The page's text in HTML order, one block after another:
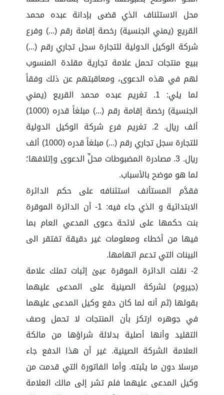
محل الاستئناف الذي قضى بإدانة عبده محمد
القريع (يمني الجنسية) رخصة إقامة رقم (...) وفرع
شركة الوكيل الدولية للتجارة سجل تجاري رقم (...)
ببيع منتجات تحمل علامة تجارية مقلدة المنسوب
لهم في هذه الدعوى، ومعاقبتهم عن ذلك وفقاً
لما يلي: 1. تغريم عبده محمد القريع (يمني
الجنسية) رخصة إقامة رقم (...) مبلغاً قدره (1000)
ألف ريال. 2. تغريم فرع شركة الوكيل الدولية
للتجارة سجل تجاري رقم (...) مبلغاً قدره (1000) ألف
ريال. 3. مصادرة المضبوطات محلِّ الدعوى وإتلافها؛
لما هو موضح بالأسباب.
فقدَّم المستأنف استئنافه على حكم الدائرة
الابتدائية و الذي جاء فيه: 1- أن الدائرة الموقرة
بنت حكمها على لائحة دعوى المدعي العام بما
فيها من أخطاء ومعلومات غير دقيقة تفتقر الى
البينات التي تدعم اتهامها.
2- نقلت الدائرة الموقرة عبئ إثبات تملك علامة
(جيروم) لشركة الصينية على المدعى عليهما
بقولها (ثم أنه لما كان دفع وكيل المدعى عليهما
في جوهره ارتكز بأن المنتجات لا تحمل وصف
التقليد وأنها أصلية بدلالة شراؤها من مالكة
العلامة الشركة الصينية. غير أن هذا الدفع جاء
مرسلا دون ما يثبته. وأما الفاتورة التي قدمت من
وكيل المدعى عليهما فلم تشر إلى مالك العلامة